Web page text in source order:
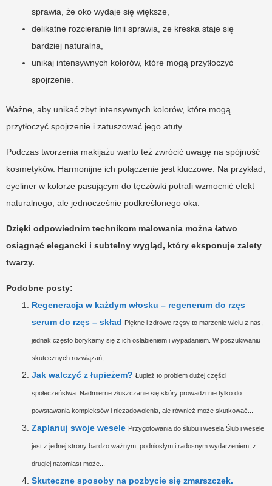
sprawia, że oko wydaje się większe,
delikatne rozcieranie linii sprawia, że kreska staje się
bardziej naturalna,
unikaj intensywnych kolorów, które mogą przytłoczyć
spojrzenie.
Ważne, aby unikać zbyt intensywnych kolorów, które mogą
przytłoczyć spojrzenie i zatuszować jego atuty.
Podczas tworzenia makijażu warto też zwrócić uwagę na spójność
kosmetyków. Harmonijne ich połączenie jest kluczowe. Na przykład,
eyeliner w kolorze pasującym do tęczówki potrafi wzmocnić efekt
naturalnego, ale jednocześnie podkreślonego oka.
Dzięki odpowiednim technikom malowania można łatwo
osiągnąć elegancki i subtelny wygląd, który eksponuje zalety
twarzy.
Podobne posty:
Regeneracja w każdym włosku – regenerum do rzęs
serum do rzęs – skład Piękne i zdrowe rzęsy to marzenie wielu z nas,
jednak często borykamy się z ich osłabieniem i wypadaniem. W poszukiwaniu
skutecznych rozwiązań,...
Jak walczyć z łupieżem? Łupież to problem dużej części
społeczeństwa: Nadmierne złuszczanie się skóry prowadzi nie tylko do
powstawania kompleksów i niezadowolenia, ale również może skutkować...
Zaplanuj swoje wesele Przygotowania do ślubu i wesela Ślub i wesele
jest z jednej strony bardzo ważnym, podniosłym i radosnym wydarzeniem, z
drugiej natomiast może...
Skuteczne sposoby na pozbycie się zmarszczek.